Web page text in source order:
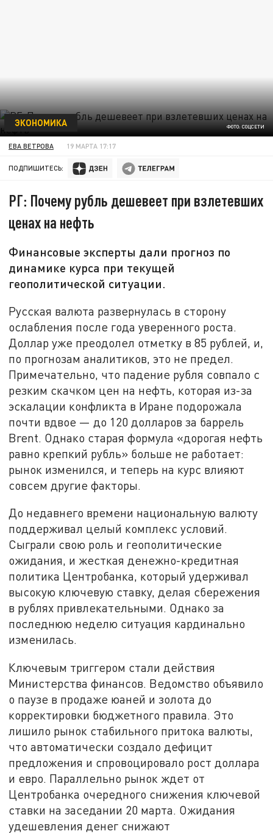
ФОТО: СОЦСЕТИ
ЭКОНОМИКА
ЕВА ВЕТРОВА 19 МАРТА 17:17
ПОДПИШИТЕСЬ:
РГ: Почему рубль дешевеет при взлетевших
ценах на нефть
Финансовые эксперты дали прогноз по
динамике курса при текущей
геополитической ситуации.
Русская валюта развернулась в сторону
ослабления после года уверенного роста.
Доллар уже преодолел отметку в 85 рублей, и,
по прогнозам аналитиков, это не предел.
Примечательно, что падение рубля совпало с
резким скачком цен на нефть, которая из-за
эскалации конфликта в Иране подорожала
почти вдвое — до 120 долларов за баррель
Brent. Однако старая формула «дорогая нефть
равно крепкий рубль» больше не работает:
рынок изменился, и теперь на курс влияют
совсем другие факторы.
До недавнего времени национальную валюту
поддерживал целый комплекс условий.
Сыграли свою роль и геополитические
ожидания, и жесткая денежно-кредитная
политика Центробанка, который удерживал
высокую ключевую ставку, делая сбережения
в рублях привлекательными. Однако за
последнюю неделю ситуация кардинально
изменилась.
Ключевым триггером стали действия
Министерства финансов. Ведомство объявило
о паузе в продаже юаней и золота до
корректировки бюджетного правила. Это
лишило рынок стабильного притока валюты,
что автоматически создало дефицит
предложения и спровоцировало рост доллара
и евро. Параллельно рынок ждет от
Центробанка очередного снижения ключевой
ставки на заседании 20 марта. Ожидания
удешевления денег снижают